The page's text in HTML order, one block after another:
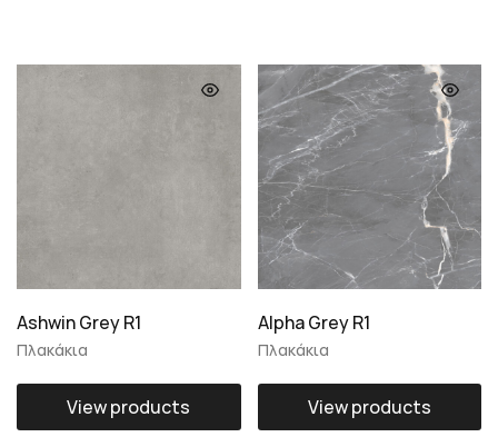
Πλακάκια
Ashwin Grey R1
View products
Πλακάκια
Alpha Grey R1
View products